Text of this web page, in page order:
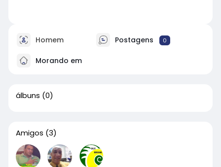
Homem Postagens 0
Morando em
álbuns (0)
Amigos (3)